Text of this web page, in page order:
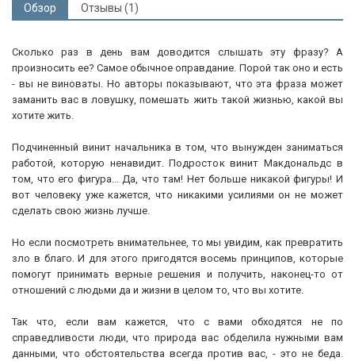
Обзор Отзывы (1)
Сколько раз в день вам доводится слышать эту фразу? А
произносить ее? Самое обычное оправдание. Порой так оно и есть
- вы не виноваты. Но авторы показывают, что эта фраза может
заманить вас в ловушку, помешать жить такой жизнью, какой вы
хотите жить.
Подчиненный винит начальника в том, что вынужден заниматься
работой, которую ненавидит. Подросток винит Макдональдс в
том, что его фигура... Да, что там! Нет больше никакой фигуры! И
вот человеку уже кажется, что никакими усилиями он не может
сделать свою жизнь лучше.
Но если посмотреть внимательнее, то мы увидим, как превратить
зло в благо. И для этого пригодятся восемь принципов, которые
помогут принимать верные решения и получить, наконец-то от
отношений с людьми да и жизни в целом то, что вы хотите.
Так что, если вам кажется, что с вами обходятся не по
справедливости люди, что природа вас обделила нужными вам
данными, что обстоятельства всегда против вас, - это не беда.